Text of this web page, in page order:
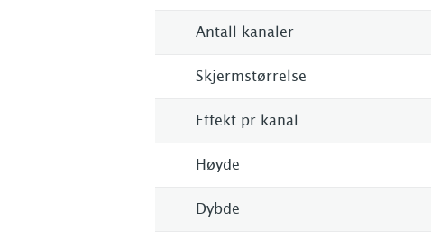
Antall kanaler
Skjermstørrelse
Effekt pr kanal
Høyde
Dybde